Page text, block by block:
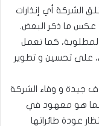
الشركة أي إنذارات
عكس ما ذكر البعض.
المطلوبة، كما تعمل
على تحسين و تطوير
جيدة و وفاء الشركة
كما هو معهود في
عودة طائراتها